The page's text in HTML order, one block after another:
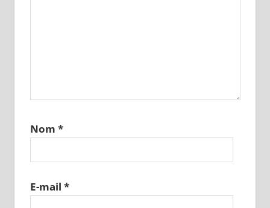
Nom *
E-mail *